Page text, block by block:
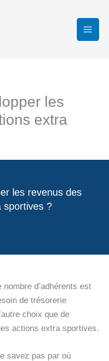
les
extra
les revenus des
sportives ?
d’adhérents est
de trésorerie
choix que de
actions extra sportives.
savez pas par où